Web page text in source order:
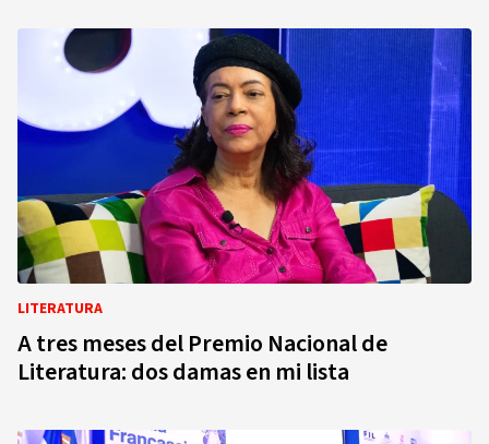
LITERATURA
A tres meses del Premio Nacional de
Literatura: dos damas en mi lista